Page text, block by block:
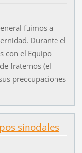
fuimos a
Durante el
con el Equipo
fraternos (el
preocupaciones
sinodales